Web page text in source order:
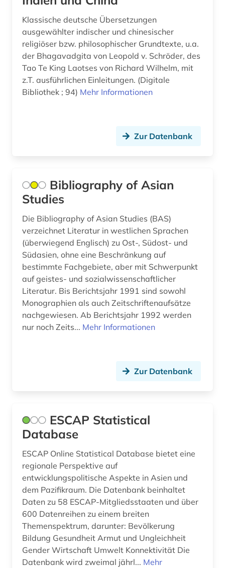
paris (1)
pazifikraum (1)
philosophie (1)
quelle (2)
quellen (1)
rechtswesen (1)
regierung (1)
religion (3)
religionsphilosophie (1)
science and technology studies (1)
sozialwissenschaften (1)
streaming (2)
thailand (1)
tibeter (1)
unternehmen (1)
usa (1)
vereinte nationen (1)
video (2)
Klassische deutsche Übersetzungen
ausgewählter indischer und chinesischer
religiöser bzw. philosophischer Grundtexte, u.a.
der Bhagavadgita von Leopold v. Schröder, des
Tao Te King Laotses von Richard Wilhelm, mit
z.T. ausführlichen Einleitungen. (Digitale
Bibliothek ; 94) Mehr Informationen
Zur Datenbank
Bibliography of Asian
Studies
Die Bibliography of Asian Studies (BAS)
verzeichnet Literatur in westlichen Sprachen
(überwiegend Englisch) zu Ost-, Südost- und
Südasien, ohne eine Beschränkung auf
bestimmte Fachgebiete, aber mit Schwerpunkt
auf geistes- und sozialwissenschaftlicher
Literatur. Bis Berichtsjahr 1991 sind sowohl
Monographien als auch Zeitschriftenaufsätze
nachgewiesen. Ab Berichtsjahr 1992 werden
nur noch Zeits... Mehr Informationen
Zur Datenbank
ESCAP Statistical
Database
ESCAP Online Statistical Database bietet eine
regionale Perspektive auf
entwicklungspolitische Aspekte in Asien und
dem Pazifikraum. Die Datenbank beinhaltet
Daten zu 58 ESCAP-Mitgliedsstaaten und über
600 Datenreihen zu einem breiten
Themenspektrum, darunter: Bevölkerung
Bildung Gesundheit Armut und Ungleichheit
Gender Wirtschaft Umwelt Konnektivität Die
Datenbank wird zweimal jährl... Mehr